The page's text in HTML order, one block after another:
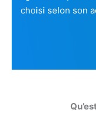
choisi selon son